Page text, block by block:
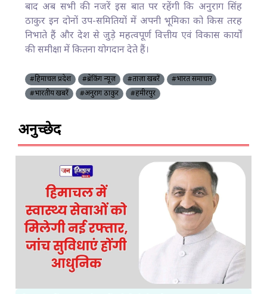
बाद अब सभी की नजरें इस बात पर रहेंगी कि अनुराग सिंह
ठाकुर इन दोनों उप-समितियों में अपनी भूमिका को किस तरह
निभाते हैं और देश से जुड़े महत्वपूर्ण वित्तीय एवं विकास कार्यों
की समीक्षा में कितना योगदान देते हैं।
#हिमाचल प्रदेश #ब्रेकिंग न्यूज़ #ताज़ा खबरें
#भारत समाचार
#भारतीय खबरें
#अनुराग ठाकुर #हमीरपुर
अनुच्छेद